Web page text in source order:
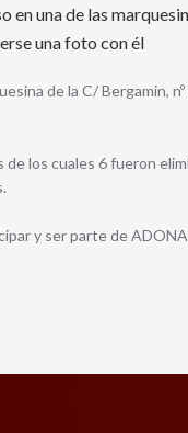
una de las
una foto con él
de la C/ Bergamin,
los cuales 6 fueron
y ser parte de